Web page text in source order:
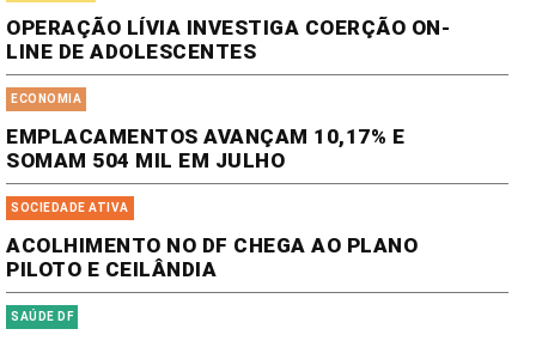
OPERAÇÃO LÍVIA INVESTIGA COERÇÃO ON-
LINE DE ADOLESCENTES
ECONOMIA
EMPLACAMENTOS AVANÇAM 10,17% E
SOMAM 504 MIL EM JULHO
SOCIEDADE ATIVA
ACOLHIMENTO NO DF CHEGA AO PLANO
PILOTO E CEILÂNDIA
SAÚDE DF